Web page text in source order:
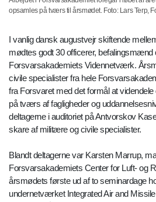
opsamles på tværs til årsmødet. Foto: Lars Terp,
I vanlig dansk augustvejr skiftende
mødtes godt 30 officerer, befalingsmænd
Forsvarsakademiets Vidennetværk.
civile specialister fra hele
fra Forsvaret med det formål at
på tværs af fagligheder og
deltagerne i auditoriet på Antvorskov
skare af militære og civile specialister.
Blandt deltagerne var Karsten Marrup,
Forsvarsakademiets Center for Luft- og
årsmødets første ud af to seminardage
undernetværket Integrated Air and